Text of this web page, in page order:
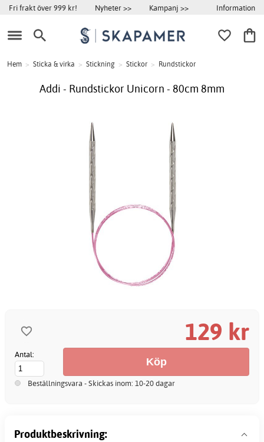
Fri frakt över 999 kr! Nyheter >> Kampanj >> Information
Hem > Sticka & virka > Stickning > Stickor > Rundstickor
Addi - Rundstickor Unicorn - 80cm 8mm
129 kr
Antal:
Beställningsvara - Skickas inom: 10-20 dagar
Produktbeskrivning: